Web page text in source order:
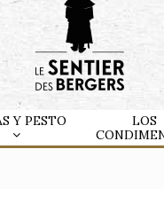
Y PESTO
LOS